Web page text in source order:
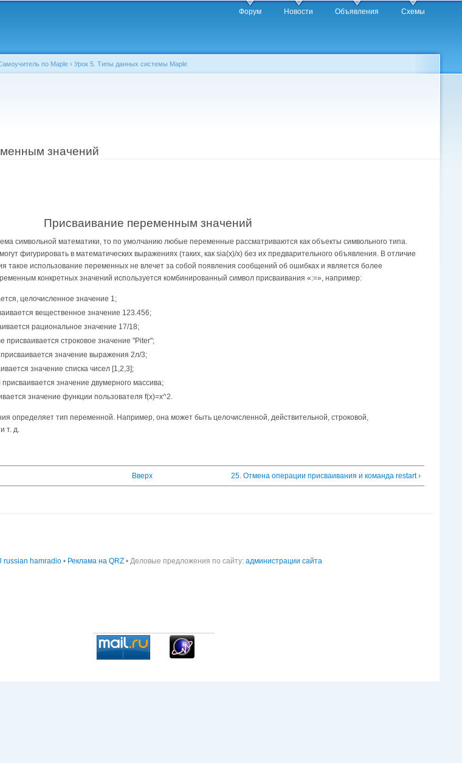
Форум Новости Объявления Схемы
по Maple › Урок 5. Типы данных системы Maple
значений
Присваивание переменным значений
символьной математики, то по умолчанию любые переменные рассматриваются как объекты символьного типа.
фигурировать в математических выражениях (таких, как sia(x)/x) без их предварительного объявления. В отличие
такое использование переменных не влечет за собой появления сообщений об ошибках и является более
конкретных значений используется комбинированный символ присваивания «:=», например:
целочисленное значение 1;
вещественное значение 123.456;
рациональное значение 17/18;
строковое значение "Piter";
значение выражения 2л/3;
значение списка чисел [1,2,3];
значение двумерного массива;
значение функции пользователя f(x)=x^2.
определяет тип переменной. Например, она может быть целочисленной, действительной, строковой,
т. д.
Вверх 25. Отмена операции присваивания и команда restart ›
russian hamradio• Реклама на QRZ• Деловые предложения по сайту: администрации сайта